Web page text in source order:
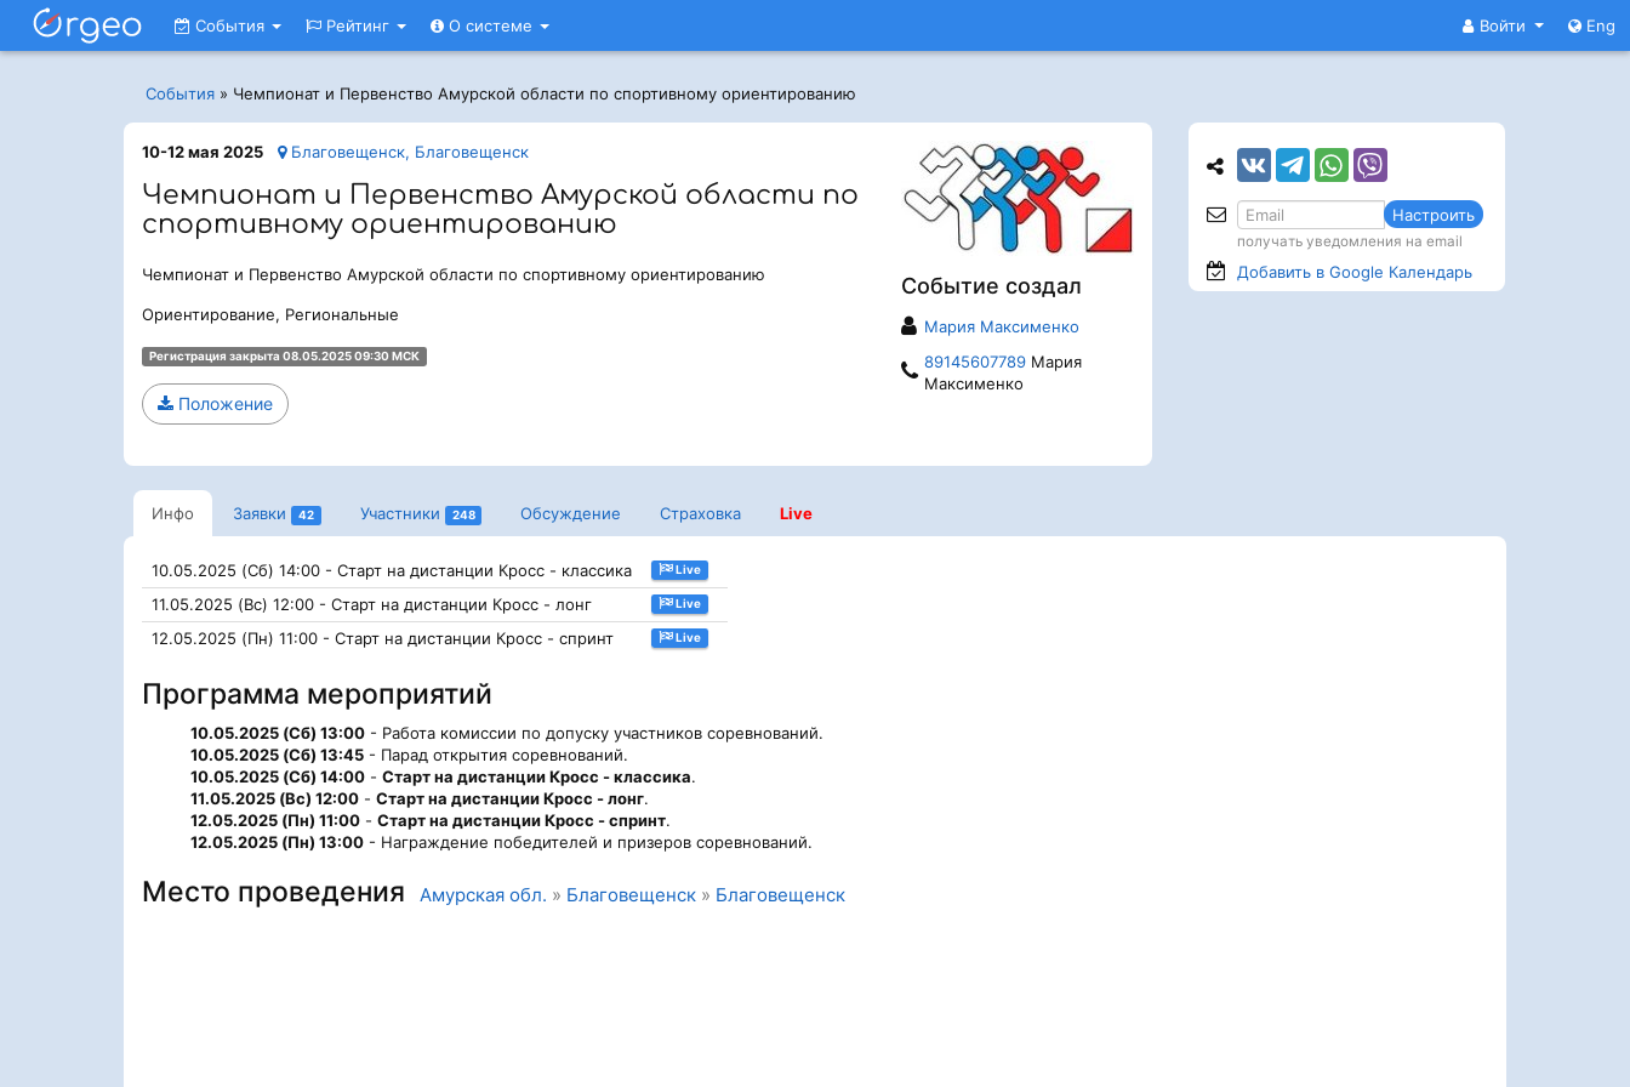
Войти Eng
События Рейтинг О системе
События » Чемпионат и Первенство Амурской области по спортивному ориентированию
Событие создал
Мария Максименко
89145607789Мария
Максименко
10-12 мая 2025 Благовещенск, Благовещенск
Чемпионат и Первенство Амурской области по
спортивному ориентированию
Чемпионат и Первенство Амурской области по спортивному ориентированию
Ориентирование, Региональные
Регистрация закрыта 08.05.2025 09:30 МСК
Положение
Инфо Заявки 42 Участники 248 Обсуждение Страховка Live
10.05.2025 (Сб) 14:00 - Старт на дистанции Кросс - классика Live
11.05.2025 (Вс) 12:00 - Старт на дистанции Кросс - лонг Live
12.05.2025 (Пн) 11:00 - Старт на дистанции Кросс - спринт Live
Программа мероприятий
10.05.2025 (Сб) 13:00 - Работа комиссии по допуску участников соревнований.
10.05.2025 (Сб) 13:45 - Парад открытия соревнований.
10.05.2025 (Сб) 14:00 - Старт на дистанции Кросс - классика.
11.05.2025 (Вс) 12:00 - Старт на дистанции Кросс - лонг.
12.05.2025 (Пн) 11:00 - Старт на дистанции Кросс - спринт.
12.05.2025 (Пн) 13:00 - Награждение победителей и призеров соревнований.
Место проведения Амурская обл. » Благовещенск » Благовещенск
Настроить
получать уведомления на email
Добавить в Google Календарь